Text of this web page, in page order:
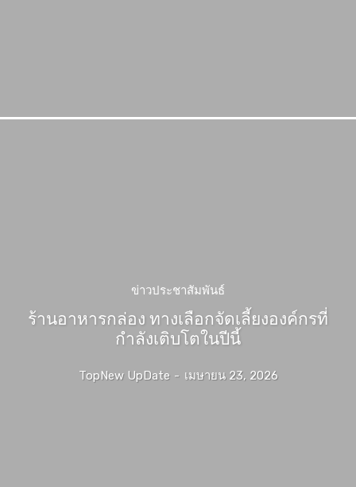
ข่าวประชาสัมพันธ์
ร้านอาหารกล่อง ทางเลือกจัดเลี้ยงองค์กรที่
กำลังเติบโตในปีนี้
TopNew UpDate - เมษายน 23, 2026